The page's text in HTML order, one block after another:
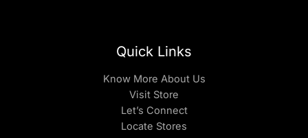
Quick Links
Know More About Us
Visit Store
Let’s Connect
Locate Stores